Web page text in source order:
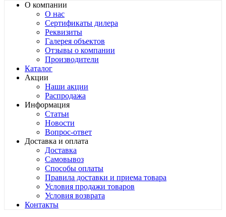
О компании
О нас
Сертификаты дилера
Реквизиты
Галерея объектов
Отзывы о компании
Производители
Каталог
Акции
Наши акции
Распродажа
Информация
Статьи
Новости
Вопрос-ответ
Доставка и оплата
Доставка
Самовывоз
Способы оплаты
Правила доставки и приема товара
Условия продажи товаров
Условия возврата
Контакты